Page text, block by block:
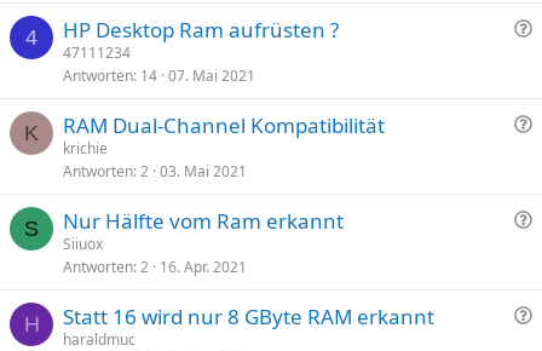
4
F
g
e
HP Desktop Ram aufrüsten ?
47111234
Antworten 14 07. Mai 2021
K
F
g
e
RAM Dual-Channel Kompatibilität
krichie
Antworten 2 03. Mai 2021
S
F
g
e
Nur Hälfte vom Ram erkannt
Siiuox
Antworten 2 16. Apr. 2021
H
F
Statt 16 wird nur 8 GByte RAM erkannt
haraldmuc